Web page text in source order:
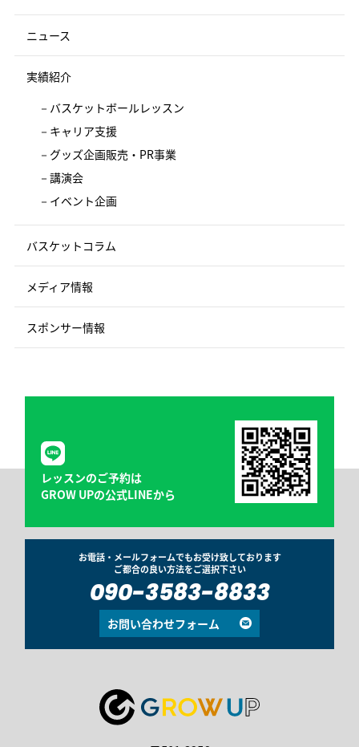
ニュース
実績紹介
バスケットボールレッスン
キャリア支援
グッズ企画販売・PR事業
講演会
イベント企画
バスケットコラム
メディア情報
スポンサー情報
レッスンのご予約は
GROW UPの公式LINEから
お電話・メールフォームでもお受け致しております
ご都合の良い方法をご選択下さい
090-3583-8833
お問い合わせフォーム